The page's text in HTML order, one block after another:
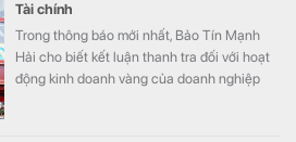
Tài chính
Trong thông báo mới nhất, Bảo Tín Mạnh
Hải cho biết kết luận thanh tra đối với hoạt
động kinh doanh vàng của doanh nghiệp